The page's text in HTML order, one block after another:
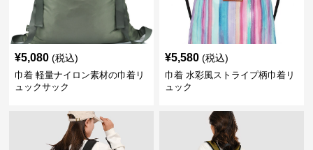
¥5,080 (税込)
巾着 軽量ナイロン素材の巾着リ
ュックサック
¥5,580 (税込)
巾着 水彩風ストライプ柄巾着リ
ュック